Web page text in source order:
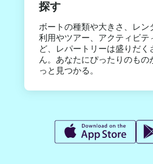
探す
ボートの種類や大きさ、レン
利用やツアー、アクティビテ
ど、レパートリーは盛りだく
ん。あなたにぴったりのもの
っと見つかる。